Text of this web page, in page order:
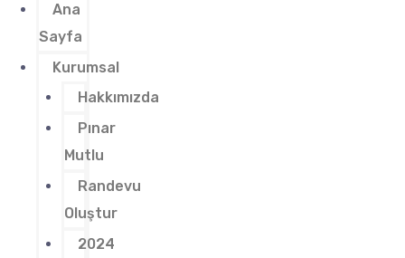
Ana
Sayfa
Kurumsal
Hakkımızda
Pınar
Mutlu
Randevu
Oluştur
2024